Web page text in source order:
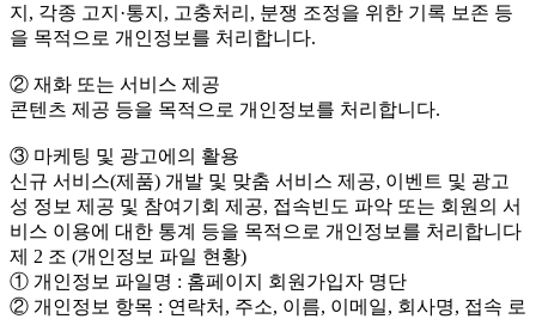
지, 각종 고지·통지, 고충처리, 분쟁 조정을 위한 기록 보존 등
을 목적으로 개인정보를 처리합니다.
② 재화 또는 서비스 제공
콘텐츠 제공 등을 목적으로 개인정보를 처리합니다.
③ 마케팅 및 광고에의 활용
신규 서비스(제품) 개발 및 맞춤 서비스 제공, 이벤트 및 광고
성 정보 제공 및 참여기회 제공, 접속빈도 파악 또는 회원의 서
비스 이용에 대한 통계 등을 목적으로 개인정보를 처리합니다
제 2 조 (개인정보 파일 현황)
① 개인정보 파일명 : 홈페이지 회원가입자 명단
② 개인정보 항목 : 연락처, 주소, 이름, 이메일, 회사명, 접속 로